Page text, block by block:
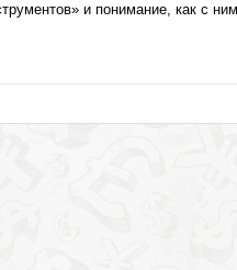
и понимание, как с